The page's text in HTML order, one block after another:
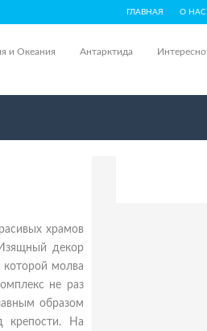
ГЛАВНАЯ О НАС
и Океания Антарктида Интересно
храмов
декор
которой молва
не раз
образом
крепости. На